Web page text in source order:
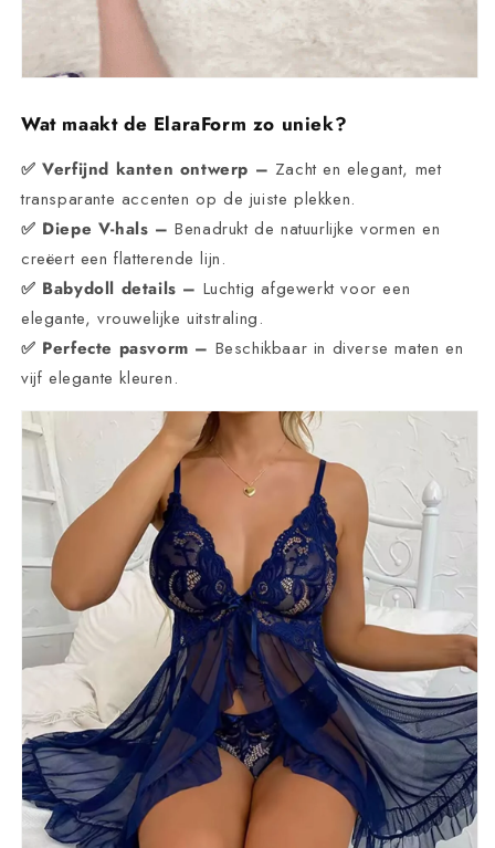
Wat maakt de ElaraForm zo uniek?
✅ Verfijnd kanten ontwerp – Zacht en elegant, met
transparante accenten op de juiste plekken.
✅ Diepe V-hals –Benadrukt de natuurlijke vormen en
creëert een flatterende lijn.
✅ Babydoll details – Luchtig afgewerkt voor een
elegante, vrouwelijke uitstraling.
✅ Perfecte pasvorm – Beschikbaar in diverse maten en
vijf elegante kleuren.